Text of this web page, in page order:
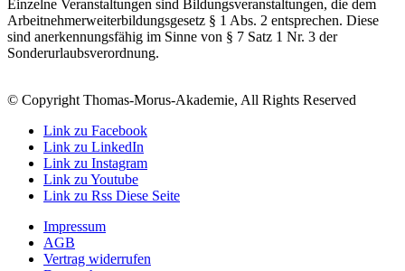
Einzelne Veranstaltungen sind Bildungsveranstaltungen, die dem
Arbeitnehmerweiterbildungsgesetz § 1 Abs. 2 entsprechen. Diese
sind anerkennungsfähig im Sinne von § 7 Satz 1 Nr. 3 der
Sonderurlaubsverordnung.
© Copyright Thomas-Morus-Akademie, All Rights Reserved
Link zu Facebook
Link zu LinkedIn
Link zu Instagram
Link zu Youtube
Link zu Rss Diese Seite
Impressum
AGB
Vertrag widerrufen